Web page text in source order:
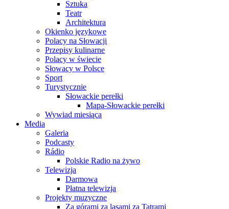
Sztuka
Teatr
Architektura
Okienko językowe
Polacy na Słowacji
Przepisy kulinarne
Polacy w świecie
Słowacy w Polsce
Sport
Turystycznie
Słowackie perełki
Mapa-Słowackie perełki
Wywiad miesiąca
Media
Galeria
Podcasty
Rádio
Polskie Radio na żywo
Telewizja
Darmowa
Płatna telewizja
Projekty muzyczne
Za górami za lasami za Tatrami